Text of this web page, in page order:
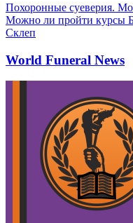
Похоронные суеверия.
Можно ли пройти курсы
Склеп
World Funeral News